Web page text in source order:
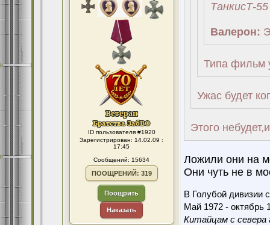
ID пользователя #1920
Зарегистрирован: 14.02.09 :
17:45
Сообщений: 15634
ПООЩРЕНИЙ: 319
Поощрить
Наказать
ТанкисТ-
Валерон:
Типа фильм
Ужас будет
Этого
Ложили они на
Они чуть не в
В Голубой дивизии
Май 1972 - октябрь
Китайцам с севера